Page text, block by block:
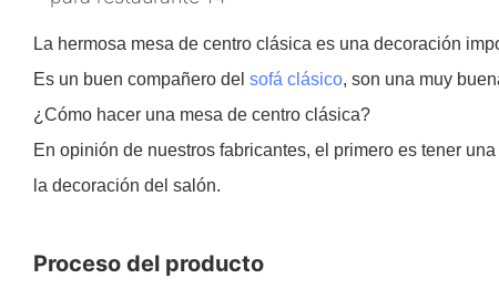
La hermosa mesa de centro clásica es una decoración
Es un buen compañero del sofá clásico, son una muy
¿Cómo hacer una mesa de centro clásica?
En opinión de nuestros fabricantes, el primero es tener
la decoración del salón.
Proceso del producto